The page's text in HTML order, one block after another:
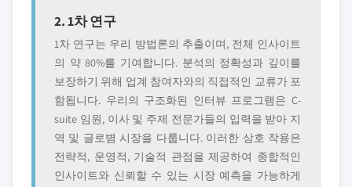
2. 1차 연구
1차 연구는 우리 방법론의 추출이며, 전체 인사이트
의 약 80%를 기여합니다. 분석의 정확성과 깊이를
보장하기 위해 업계 참여자와의 직접적인 교류가 포
함됩니다. 우리의 구조화된 인터뷰 프로그램은 C-
suite 임원, 이사 및 주제 전문가들의 입력을 받아 지
역 및 글로볌 시장을 다룹니다. 이러한 상호 작용은
전략적, 운영적, 기술적 관점을 제공하여 종합적인
인사이트와 신뢰할 수 있는 시장 예측을 가능하게